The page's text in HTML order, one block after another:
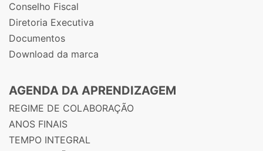
Conselho Fiscal
Diretoria Executiva
Documentos
Download da marca
AGENDA DA APRENDIZAGEM
REGIME DE COLABORAÇÃO
ANOS FINAIS
TEMPO INTEGRAL